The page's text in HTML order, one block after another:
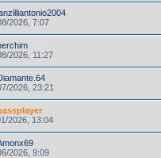
2026, 7:07
2026, 11:27
2026, 23:21
2026, 13:04
2026, 9:09